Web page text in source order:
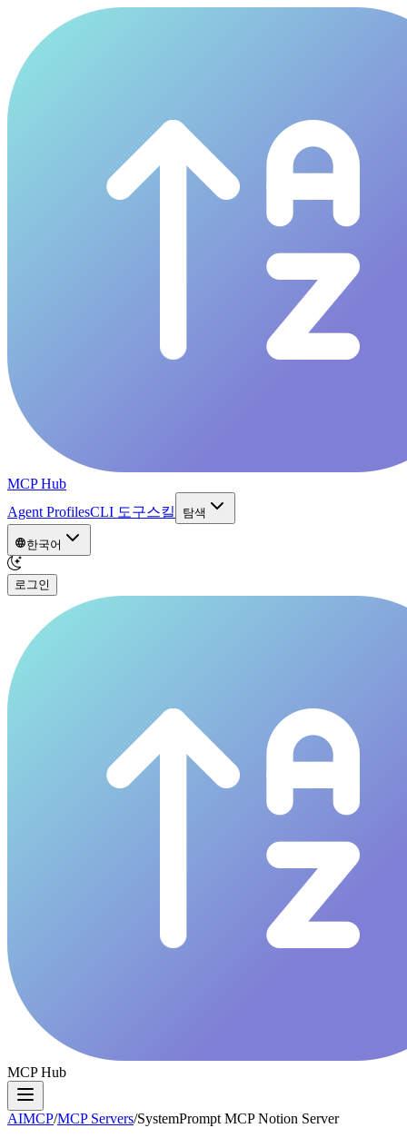
MCP Hub
Agent ProfilesCLI 도구스킬 탐색
한국어
로그인
MCP Hub
AIMCP/MCP Servers/SystemPrompt MCP Notion Server